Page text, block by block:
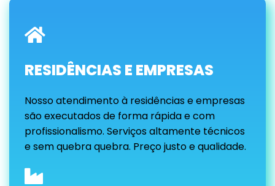
RESIDÊNCIAS E EMPRESAS
Nosso atendimento à residências e empresas
são executados de forma rápida e com
profissionalismo. Serviços altamente técnicos
e sem quebra quebra. Preço justo e qualidade.